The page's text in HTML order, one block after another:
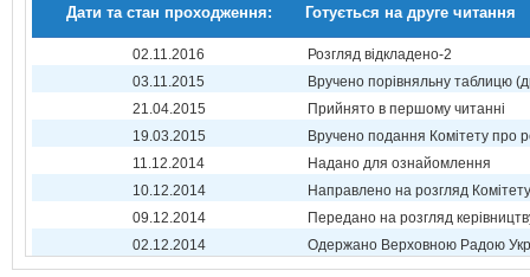
Дати та стан проходження: Готується на друге читання
02.11.2016
Розгляд відкладено-2
03.11.2015
Вручено порівняльну таблицю
21.04.2015
Прийнято в першому читанні
19.03.2015
Вручено подання Комітету про
11.12.2014
Надано для ознайомлення
10.12.2014
Направлено на розгляд Комітету
09.12.2014
Передано на розгляд
02.12.2014
Одержано Верховною Радою